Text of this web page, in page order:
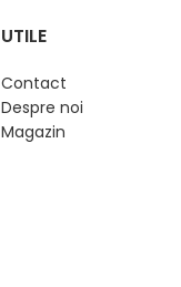
UTILE
Contact
Despre noi
Magazin